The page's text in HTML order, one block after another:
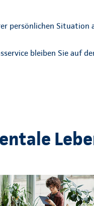
persönlichen Situation
bleiben Sie auf